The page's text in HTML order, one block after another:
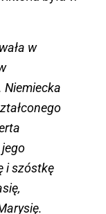
w
Niemiecka
jego
i szóstkę